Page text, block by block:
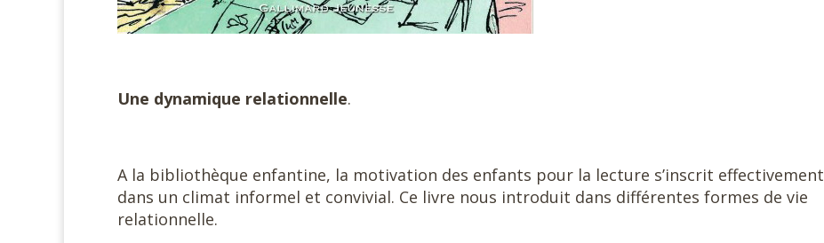
Une dynamique relationnelle.
A la bibliothèque enfantine, la motivation des enfants pour la lecture s’inscrit effectivement
dans un climat informel et convivial. Ce livre nous introduit dans différentes formes de vie
relationnelle.